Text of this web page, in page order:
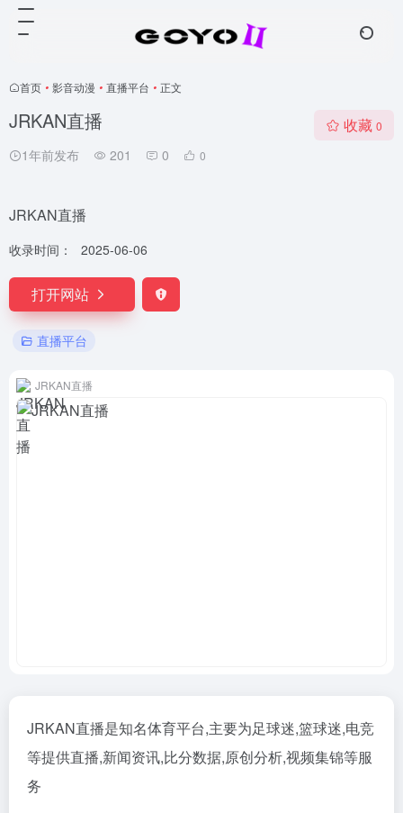
首页 • 影音动漫 • 直播平台 • 正文
JRKAN直播
1年前发布 201 0 0
收藏 0
JRKAN直播
收录时间： 2025-06-06
打开网站
直播平台
JRKAN直播
JRKAN直播是知名体育平台,主要为足球迷,篮球迷,电竞
等提供直播,新闻资讯,比分数据,原创分析,视频集锦等服
务